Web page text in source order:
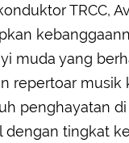
TRCC,
muda yang
repertoar musik
penghayatan
dengan tingkat